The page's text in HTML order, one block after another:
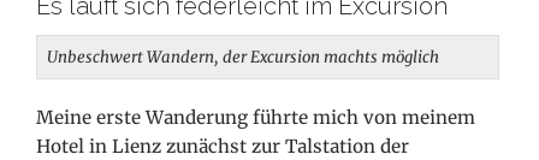
Es läuft sich federleicht im Excursion
Unbeschwert Wandern, der Excursion machts möglich
Meine erste Wanderung führte mich von meinem
Hotel in Lienz zunächst zur Talstation der